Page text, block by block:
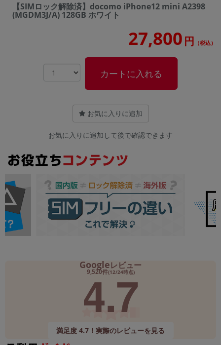
【SIMロック解除済】docomo iPhone12 mini A2398
(MGDM3J/A) 128GB ホワイト
27,800 円 （税込）
カートに入れる
お気に入りに追加
お気に入りに追加して後で確認できます
Googleレビュー
9,520件(12/24時点)
4.7
満足度 4.7！実際のレビューを見る